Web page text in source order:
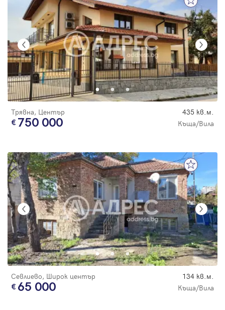
Трявна, Център 435 кв.м.
750 000 Къща/Вила
Севлиево, Широк център 134 кв.м.
65 000 Къща/Вила